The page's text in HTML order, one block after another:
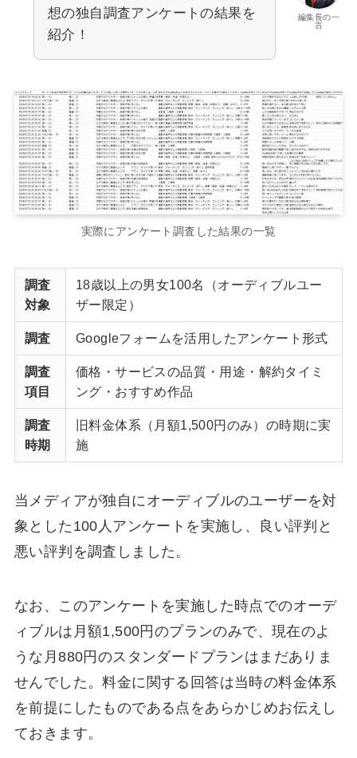
編集長の一
言
想の独自調査アンケートの結果を
紹介！
実際にアンケート調査した結果の一覧
調査
対象
18歳以上の男女100名（オーディブルユー
ザー限定）
調査 Googleフォームを活用したアンケート形式
調査
項目
価格・サービスの品質・用途・解約タイミ
ング・おすすめ作品
調査
時期
旧料金体系（月額1,500円のみ）の時期に実
施
当メディアが独自にオーディブルのユーザーを対
象とした100人アンケートを実施し、良い評判と
悪い評判を調査しました。
なお、このアンケートを実施した時点でのオーデ
ィブルは月額1,500円のプランのみで、現在のよ
うな月880円のスタンダードプランはまだありま
せんでした。料金に関する回答は当時の料金体系
を前提にしたものである点をあらかじめお伝えし
ておきます。